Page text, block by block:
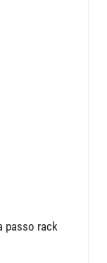
passo rack